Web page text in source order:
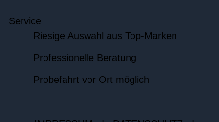
Service
Riesige Auswahl aus Top-Marken
Professionelle Beratung
Probefahrt vor Ort möglich